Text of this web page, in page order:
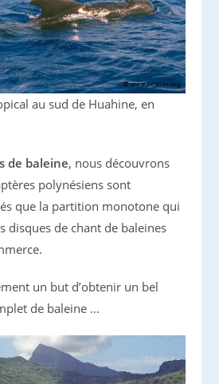
au sud de Huahine, en
de baleine, nous découvrons
polynésiens sont
que la partition monotone qui
disques de chant de baleines
un but d’obtenir un bel
de baleine …